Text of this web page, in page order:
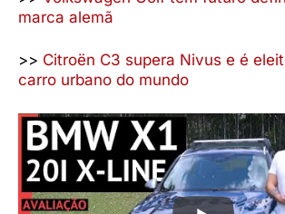
marca alemã
>> Citroën C3 supera Nivus e é
carro urbano do mundo